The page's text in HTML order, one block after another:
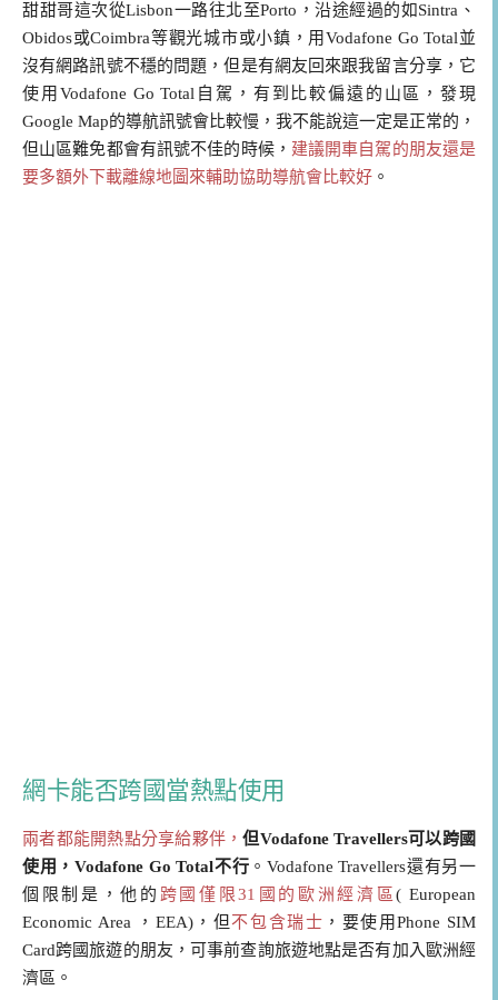
甜甜哥這次從Lisbon一路往北至Porto，沿途經過的如Sintra、
Obidos或Coimbra等觀光城市或小鎮，用Vodafone Go Total並
沒有網路訊號不穩的問題，但是有網友回來跟我留言分享，它
使用Vodafone Go Total自駕，有到比較偏遠的山區，發現
Google Map的導航訊號會比較慢，我不能說這一定是正常的，
但山區難免都會有訊號不佳的時候， 建議開車自駕的朋友還是
要多額外下載離線地圖來輔助協助導航會比較好 。
網卡能否跨國當熱點使用
兩者都能開熱點分享給夥伴，但Vodafone Travellers可以跨國
使用，Vodafone Go Total不行 。Vodafone Travellers還有另一
個限制是，他的 跨國僅限31國的歐洲經濟區( European
Economic Area ，EEA)，但不包含瑞士 ，要使用Phone SIM
Card跨國旅遊的朋友，可事前查詢旅遊地點是否有加入歐洲經
濟區。